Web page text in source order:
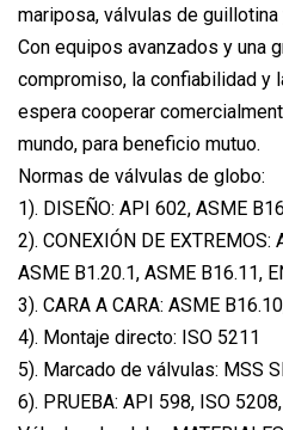
mariposa, válvulas de
Con equipos avanzados y una
compromiso, la confiabilidad y
espera cooperar
mundo, para beneficio mutuo.
Normas de válvulas de globo:
1). DISEÑO: API 602, ASME
2). CONEXIÓN DE
ASME B1.20.1, ASME B16.11,
3). CARA A CARA: ASME
4). Montaje directo: ISO 5211
5). Marcado de válvulas: MSS
6). PRUEBA: API 598, ISO